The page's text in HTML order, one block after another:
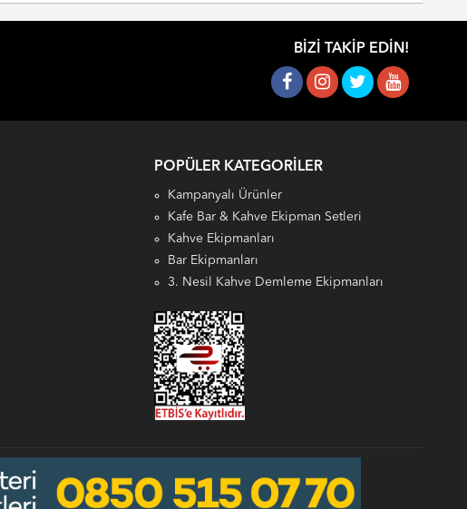
BIZI TAKIP EDIN!
POPÜLER KATEGORILER
Kampanyalı Ürünler
Kafe Bar & Kahve Ekipman Setleri
Kahve Ekipmanları
Bar Ekipmanları
3. Nesil Kahve Demleme Ekipmanları